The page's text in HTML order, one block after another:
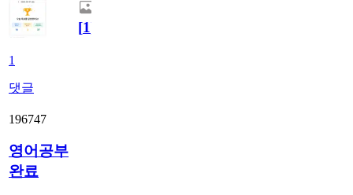
1
댓글
[1]
196747
영어공부
완료